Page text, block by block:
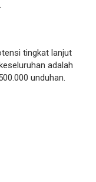
tingkat lanjut
adalah
unduhan.